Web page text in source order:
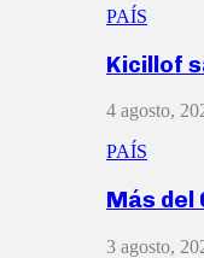
PAÍS
Kicillof
4 agosto,
PAÍS
Más del
3 agosto,